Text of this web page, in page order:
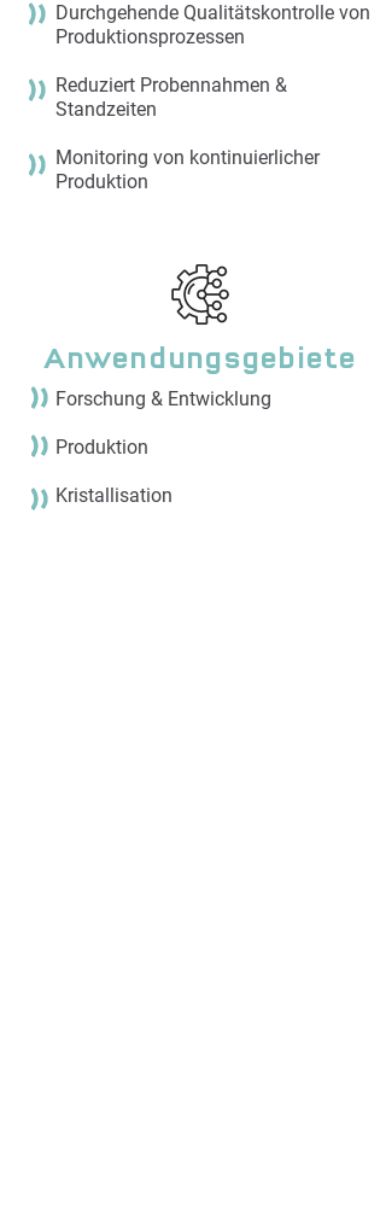
Durchgehende Qualitätskontrolle von
Produktionsprozessen
Reduziert Probennahmen &
Standzeiten
Monitoring von kontinuierlicher
Produktion
Anwendungsgebiete
Forschung & Entwicklung
Produktion
Kristallisation